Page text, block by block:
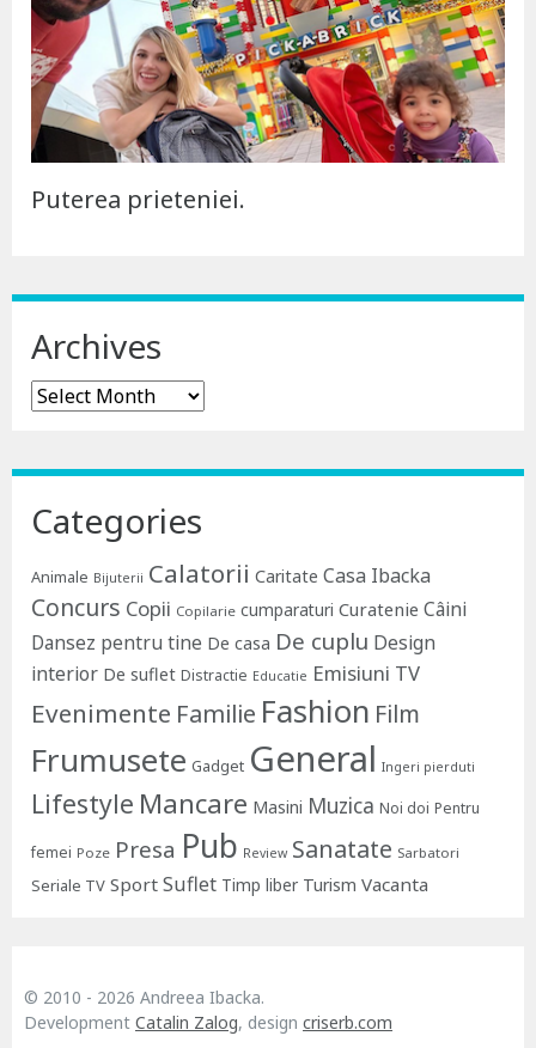
Puterea prieteniei.
Archives
Archives
Categories
Animale Bijuterii Calatorii Caritate Casa Ibacka
Concurs Copii Copilarie cumparaturi Curatenie Câini
Dansez pentru tine De casa De cuplu Design
interior De suflet Distractie Educatie Emisiuni TV
Evenimente Familie Fashion Film
Frumusete Gadget General Ingeri pierduti
Lifestyle Mancare Masini Muzica Noi doi Pentru
femei Poze Presa Pub Review Sanatate Sarbatori
Seriale TV Sport Suflet Timp liber Turism Vacanta
© 2010 - 2026 Andreea Ibacka.
Development Catalin Zalog, design criserb.com